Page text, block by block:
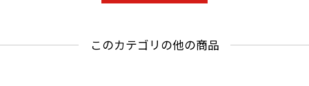
このカテゴリの他の商品